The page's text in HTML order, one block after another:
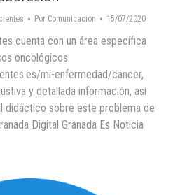
Por Comunicacion 15/07/2020
cuenta con un área específica
oncológicos:
mi-enfermedad/cancer,
y detallada información, así
didáctico sobre este problema de
Digital Granada Es Noticia